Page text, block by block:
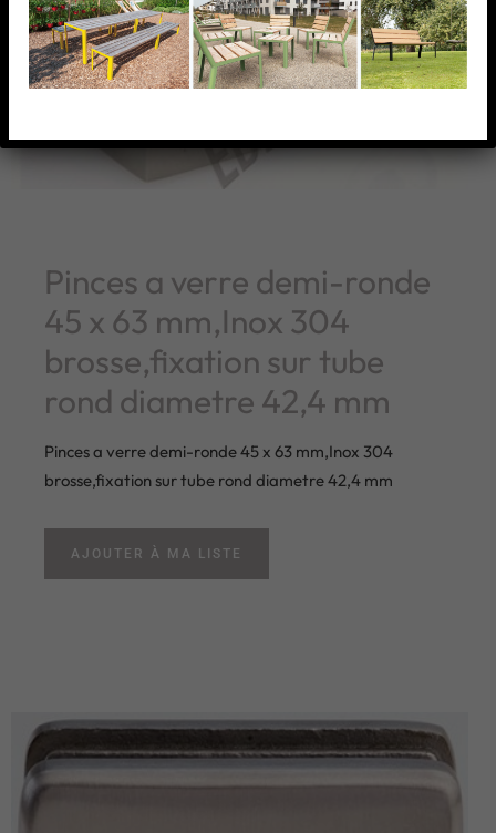
Pinces a verre demi-ronde
45 x 63 mm,Inox 304
brosse,fixation sur tube
rond diametre 42,4 mm
Pinces a verre demi-ronde 45 x 63 mm,Inox 304
brosse,fixation sur tube rond diametre 42,4 mm
AJOUTER À MA LISTE